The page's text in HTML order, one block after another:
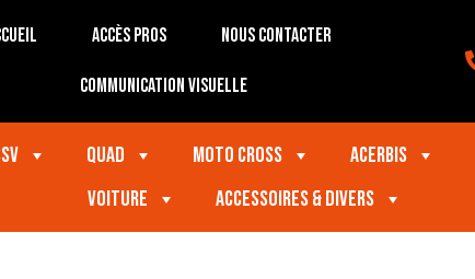
Accès Pros Nous contacter
Communication visuelle
Quad Moto Cross Acerbis
VOITURE
Accessoires & divers